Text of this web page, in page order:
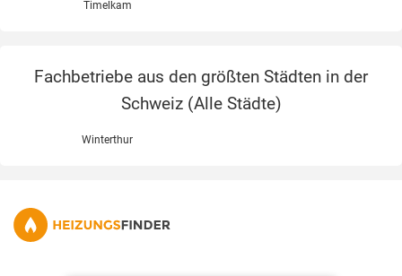
Timelkam
Fachbetriebe aus den größten Städten in der
Schweiz (Alle Städte)
Winterthur